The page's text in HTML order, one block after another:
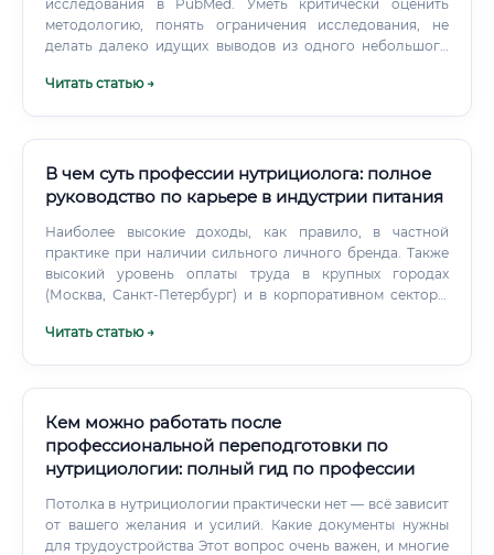
исследования в PubMed. Уметь критически оценить
методологию, понять ограничения исследования, не
делать далеко идущих выводов из одного небольшого
человека, который «читал про это».
Читать статью →
В чем суть профессии нутрициолога: полное
руководство по карьере в индустрии питания
Наиболее высокие доходы, как правило, в частной
практике при наличии сильного личного бренда. Также
высокий уровень оплаты труда в крупных городах
(Москва, Санкт-Петербург) и в корпоративном секторе,
сотрудников.
Читать статью →
Кем можно работать после
профессиональной переподготовки по
нутрициологии: полный гид по профессии
Потолка в нутрициологии практически нет — всё зависит
от вашего желания и усилий. Какие документы нужны
для трудоустройства Этот вопрос очень важен, и многие